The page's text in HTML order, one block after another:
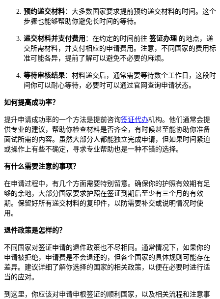
预约递交材料：大多数国家要求提前预约递交材料的时间。这个
步骤也能够帮助你避免长时间的等待。
递交材料并支付费用 ：在约定的时间前往 签证办理 的地点，递
交所需材料，并支付相应的申请费用。注意，不同国家的费用标
准可能各异，提前了解可以避免不必要的麻烦。
等待审核结果：材料递交后，通常需要等待数个工作日，这段时
间你可以耐心等待，必要时可以通过官网查询申请状态。
如何提高成功率？
提升申请成功率的一个方法是提前咨询签证代办机构。他们通常会提
供专业的建议，帮助你检查材料是否齐全，有时候甚至能协助你准备
面试所需的内容。虽然大部分人都能独立完成申请，但如果时间紧迫
或操作上有些不确定，寻求专业帮助也是一种不错的选择。
有什么需要注意的事项？
在申请过程中，有几个方面需要特别留意。确保你的护照有效期有足
够的余地，大部分国家要求护照在签证到期后至少有三个月的有效
期。保留好所有递交材料的复印件，以防需要补交或说明情况时使
用。
退件政策是怎样的？
不同国家对签证申请的退件政策也不尽相同。通常情况下，如果你的
申请被拒绝，申请费是不会退还的，但各个国家的具体规则可能存在
差异。建议详细了解你选择的国家的相关政策，以便在必要时进行适
当的应对。
到这里，你应该对申请申根签证的顺利国家，以及相关流程和注意事